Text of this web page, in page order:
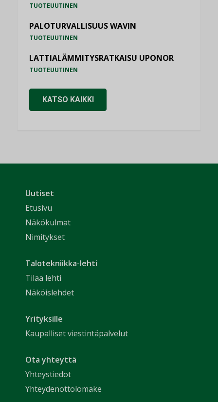
TUOTEUUTINEN
PALOTURVALLISUUS WAVIN
TUOTEUUTINEN
LATTIALÄMMITYSRATKAISU UPONOR
TUOTEUUTINEN
KATSO KAIKKI
Uutiset
Etusivu
Näkökulmat
Nimitykset
Talotekniikka-lehti
Tilaa lehti
Näköislehdet
Yrityksille
Kaupalliset viestintäpalvelut
Ota yhteyttä
Yhteystiedot
Yhteydenottolomake